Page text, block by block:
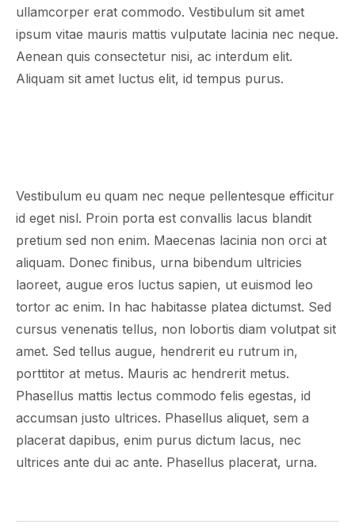
ullamcorper erat commodo. Vestibulum sit amet
ipsum vitae mauris mattis vulputate lacinia nec neque.
Aenean quis consectetur nisi, ac interdum elit.
Aliquam sit amet luctus elit, id tempus purus.
Vestibulum eu quam nec neque pellentesque efficitur
id eget nisl. Proin porta est convallis lacus blandit
pretium sed non enim. Maecenas lacinia non orci at
aliquam. Donec finibus, urna bibendum ultricies
laoreet, augue eros luctus sapien, ut euismod leo
tortor ac enim. In hac habitasse platea dictumst. Sed
cursus venenatis tellus, non lobortis diam volutpat sit
amet. Sed tellus augue, hendrerit eu rutrum in,
porttitor at metus. Mauris ac hendrerit metus.
Phasellus mattis lectus commodo felis egestas, id
accumsan justo ultrices. Phasellus aliquet, sem a
placerat dapibus, enim purus dictum lacus, nec
ultrices ante dui ac ante. Phasellus placerat, urna.